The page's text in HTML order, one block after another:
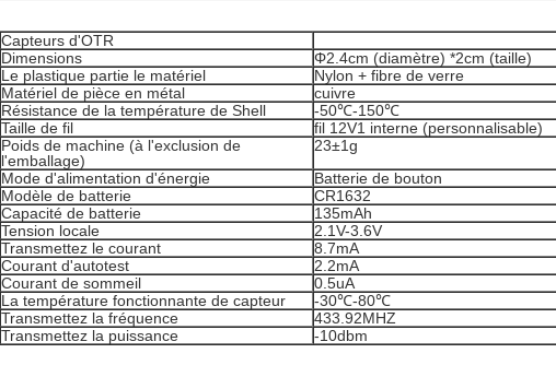
Capteurs d'OTR
Dimensions
Φ2.4cm (diamètre) *2cm (taille)
Le plastique partie le matériel
Nylon + fibre de verre
Matériel de pièce en métal
cuivre
Résistance de la température de Shell
-50℃-150℃
Taille de fil
fil 12V1 interne (personnalisable)
Poids de machine (à l'exclusion de
l'emballage)
23±1g
Mode d'alimentation d'énergie
Batterie de bouton
Modèle de batterie
CR1632
Capacité de batterie
135mAh
Tension locale
2.1V-3.6V
Transmettez le courant
8.7mA
Courant d'autotest
2.2mA
Courant de sommeil
0.5uA
La température fonctionnante de capteur
-30℃-80℃
Transmettez la fréquence
433.92MHZ
Transmettez la puissance
-10dbm